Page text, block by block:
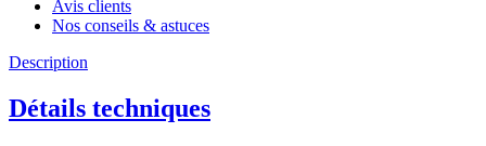
Avis clients
Nos conseils & astuces
Description
Détails techniques